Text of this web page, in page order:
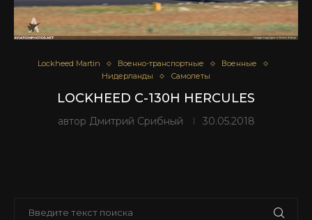
Lockheed Martin Военно-транспортные
Военные
Нидерланды
Самолеты
LOCKHEED C-130H HERCULES
автор Дмитрий Срибный 30.05.2018